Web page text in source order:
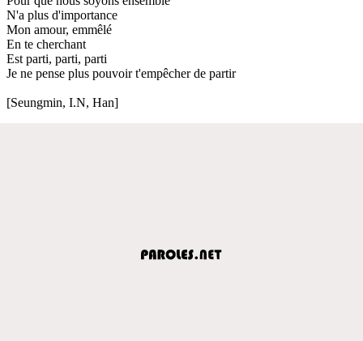
N'a plus d'importance
Mon amour, emmêlé
En te cherchant
Est parti, parti, parti
Je ne pense plus pouvoir t'empêcher de partir
[Seungmin, I.N, Han]